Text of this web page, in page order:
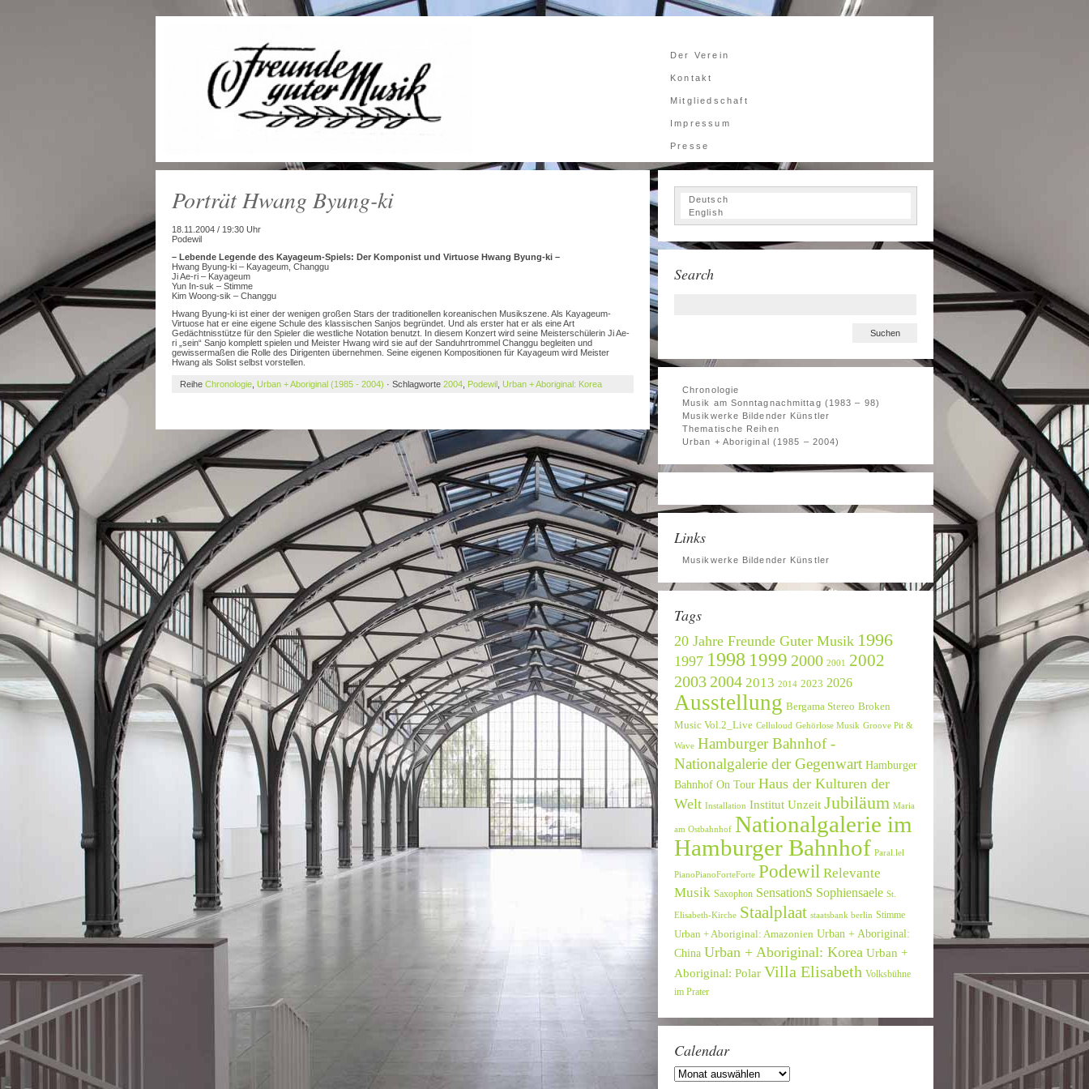
Der Verein
Kontakt
Mitgliedschaft
Impressum
Presse
Porträt Hwang Byung-ki
18.11.2004 / 19:30 Uhr
Podewil
– Lebende Legende des Kayageum-Spiels: Der Komponist und Virtuose Hwang Byung-ki –
Hwang Byung-ki – Kayageum, Changgu
Ji Ae-ri – Kayageum
Yun In-suk – Stimme
Kim Woong-sik – Changgu
Hwang Byung-ki ist einer der wenigen großen Stars der traditionellen koreanischen Musikszene. Als Kayageum-
Virtuose hat er eine eigene Schule des klassischen Sanjos begründet. Und als erster hat er als eine Art
Gedächtnisstütze für den Spieler die westliche Notation benutzt. In diesem Konzert wird seine Meisterschülerin Ji Ae-
ri „sein“ Sanjo komplett spielen und Meister Hwang wird sie auf der Sanduhrtrommel Changgu begleiten und
gewissermaßen die Rolle des Dirigenten übernehmen. Seine eigenen Kompositionen für Kayageum wird Meister
Hwang als Solist selbst vorstellen.
Reihe Chronologie Urban + Aboriginal (1985 - 2004) · Schlagworte 2004 Podewil Urban + Aboriginal: Korea
Deutsch
English
Search
Chronologie
Musik am Sonntagnachmittag (1983 – 98)
Musikwerke Bildender Künstler
Thematische Reihen
Urban + Aboriginal (1985 – 2004)
Links
Musikwerke Bildender Künstler
Tags
20 Jahre Freunde Guter Musik 1996
1997 1998 1999 2000 2001 2002
2003 2004 2013 2014 2023 2026
Ausstellung Bergama Stereo Broken
Music Vol.2_Live Celluloud Gehörlose Musik Groove Pit &
Wave Hamburger Bahnhof -
Nationalgalerie der Gegenwart Hamburger
Bahnhof On Tour Haus der Kulturen der
Welt Installation Institut Unzeit Jubiläum Maria
am Ostbahnhof Nationalgalerie im
Hamburger Bahnhof Paral.lel
PianoPianoForteForte Podewil Relevante
Musik Saxophon SensationS Sophiensaele St.
Elisabeth-Kirche Staalplaat staatsbank berlin Stimme
Urban + Aboriginal: Amazonien Urban + Aboriginal:
China Urban + Aboriginal: Korea Urban +
Aboriginal: Polar Villa Elisabeth Volksbühne
im Prater
Calendar
Calendar